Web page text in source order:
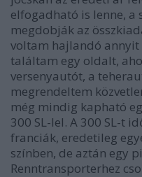
elfogadható is lenne, a
megdobják az
voltam hajlandó annyit
találtam egy oldalt,
versenyautót, a
megrendeltem
még mindig kapható
300 SL-lel. A 300 SL-t
franciák, eredetileg
színben, de aztán egy
Renntransporterhez